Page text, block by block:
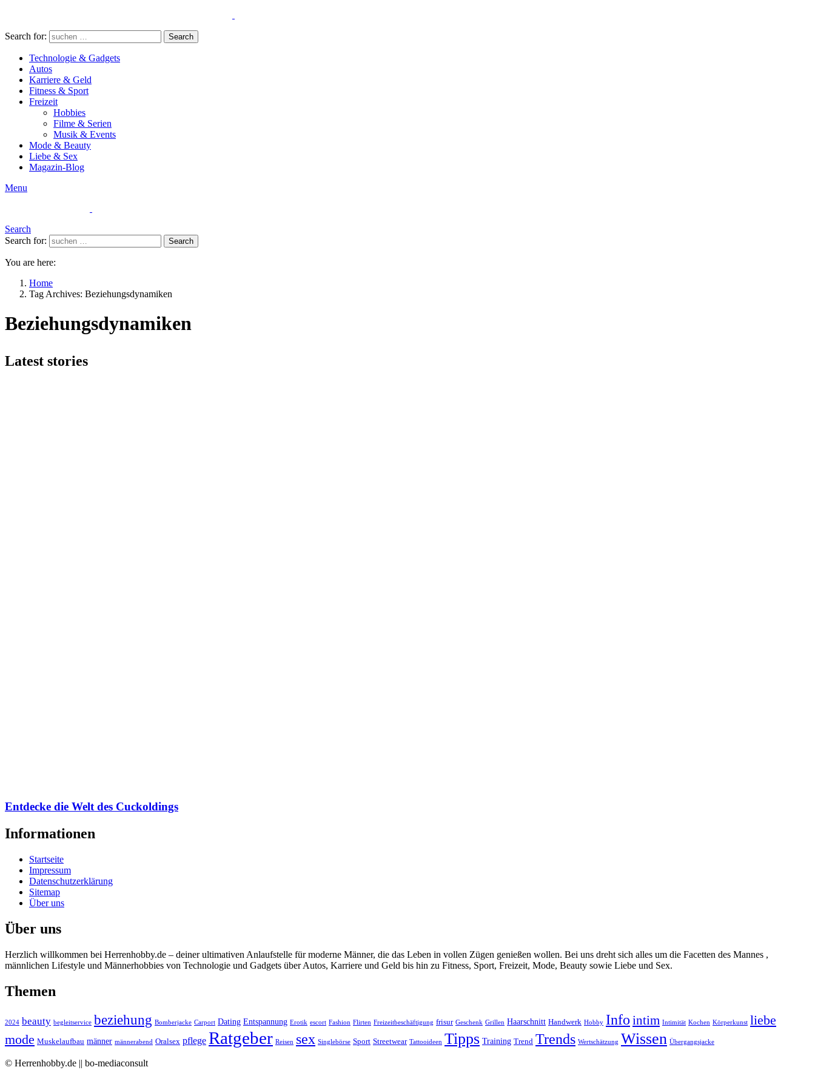
Search for: Search
Technologie & Gadgets
Autos
Karriere & Geld
Fitness & Sport
Freizeit
Hobbies
Filme & Serien
Musik & Events
Mode & Beauty
Liebe & Sex
Magazin-Blog
Menu
Search
Search for:
Search
You are here:
Home
Tag Archives: Beziehungsdynamiken
Beziehungsdynamiken
Latest stories
Entdecke die Welt des Cuckoldings
Informationen
Startseite
Impressum
Datenschutzerklärung
Sitemap
Über uns
Über uns
Herzlich willkommen bei Herrenhobby.de – deiner ultimativen Anlaufstelle für moderne Männer, die das Leben in vollen Zügen genießen wollen. Bei uns dreht sich alles um die Facetten des Mannes ,
männlichen Lifestyle und Männerhobbies von Technologie und Gadgets über Autos, Karriere und Geld bis hin zu Fitness, Sport, Freizeit, Mode, Beauty sowie Liebe und Sex.
Themen
2024 beauty begleitservice beziehung Bomberjacke Carport Dating Entspannung Erotik escort Fashion Flirten Freizeitbeschäftigung frisur Geschenk Grillen Haarschnitt Handwerk Hobby Info intim Intimität Kochen Körperkunst liebe
mode Muskelaufbau männer männerabend Oralsex pflege Ratgeber Reisen sex Singlebörse Sport Streetwear Tattooideen Tipps Training Trend Trends Wertschätzung Wissen Übergangsjacke
© Herrenhobby.de || bo-mediaconsult